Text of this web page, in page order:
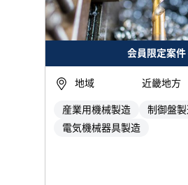
会員限定案件
地域 近畿地方
産業用機械製造
制御盤
電気機械器具製造